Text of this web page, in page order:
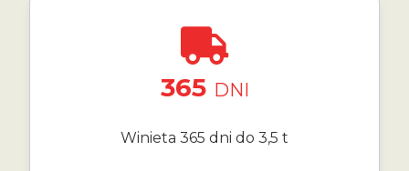
365 DNI
Winieta 365 dni do 3,5 t